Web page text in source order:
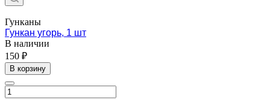
Гунканы
Гункан угорь, 1 шт
В наличии
150 ₽
В корзину